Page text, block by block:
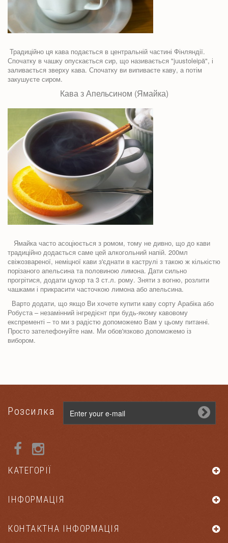
Традиційно ця кава подається в центральній частині Фінляндії.
Спочатку в чашку опускається сир, що називається "juustoleipä", і
заливається зверху кава. Спочатку ви випиваєте каву, а потім
закушуєте сиром.
Кава з Апельсином (Ямайка)
Ямайка часто асоціюється з ромом, тому не дивно, що до кави
традиційно додається саме цей алкогольний напій. 200мл
свіжозвареної, неміцної кави з'єднати в каструлі з такою ж кількістю
порізаного апельсина та половиною лимона. Дати сильно
прогрітися, додати цукор та 3 ст.л. рому. Зняти з вогню, розлити
чашками і прикрасити часточкою лимона або апельсина.
Варто додати, що якщо Ви хочете купити каву сорту Арабіка або
Робуста – незамінний інгредієнт при будь-якому кавовому
експременті – то ми з радістю допоможемо Вам у цьому питанні.
Просто зателефонуйте нам. Ми обов'язково допоможемо із
вибором.
Розсилка
КАТЕГОРІЇ
ІНФОРМАЦІЯ
КОНТАКТНА ІНФОРМАЦІЯ